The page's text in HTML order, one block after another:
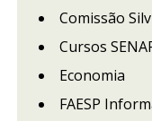
Comissão
Cursos
Economia
FAESP